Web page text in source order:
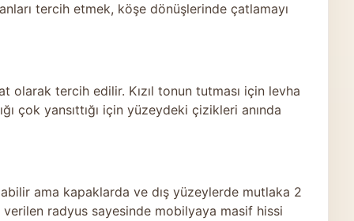
tercih etmek, köşe dönüşlerinde çatlamayı
tercih edilir. Kızıl tonun tutması için levha
çok yansıttığı için yüzeydeki çizikleri anında
ama kapaklarda ve dış yüzeylerde mutlaka 2
radyus sayesinde mobilyaya masif hissi